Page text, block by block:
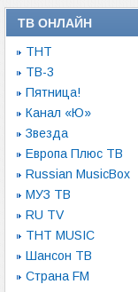
ТВ ОНЛАЙН
ТНТ
ТВ-3
Пятница!
Канал «Ю»
Звезда
Европа Плюс ТВ
Russian MusicBox
МУЗ ТВ
RU TV
ТНТ MUSIC
Шансон ТВ
Страна FM